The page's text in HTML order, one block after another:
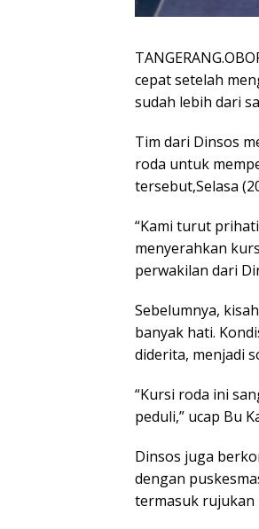
cepat setelah
sudah lebih dari
Tim dari Dinsos
roda untuk
tersebut,Selasa
“Kami turut
menyerahkan
perwakilan dari
Sebelumnya,
banyak hati.
diderita, menjadi
“Kursi roda ini
peduli,” ucap Bu
Dinsos juga
dengan
termasuk rujukan